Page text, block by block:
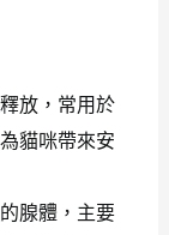
放，常用於
貓咪帶來安
腺體，主要